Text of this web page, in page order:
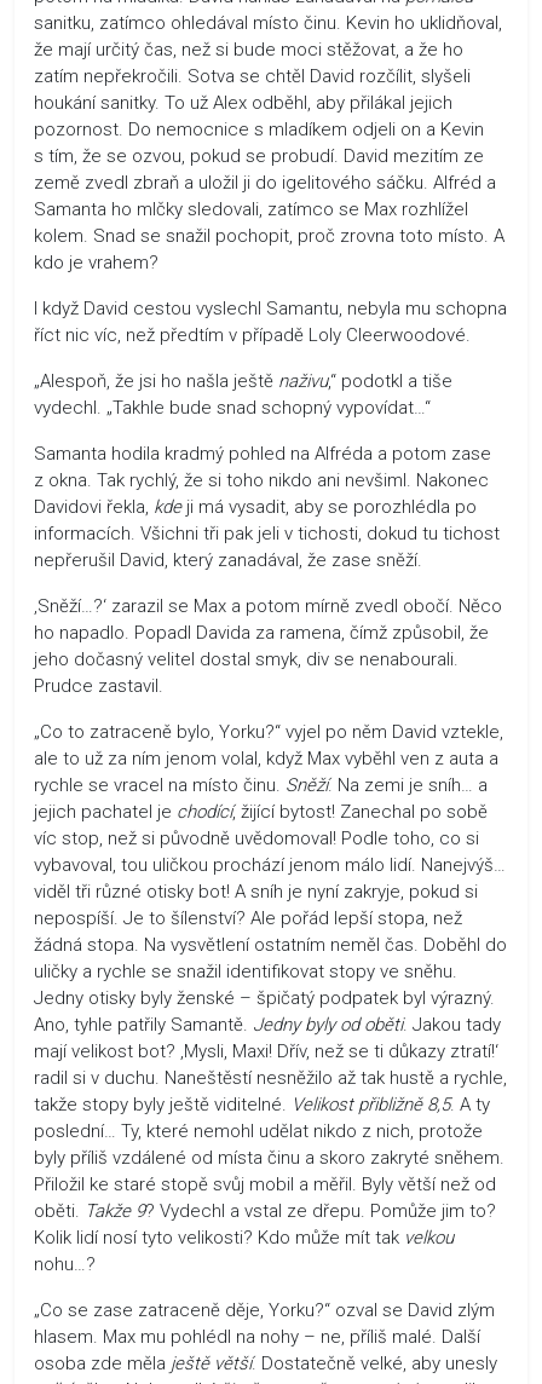
sanitku, zatímco ohledával místo činu. Kevin ho uklidňoval,
že mají určitý čas, než si bude moci stěžovat, a že ho
zatím nepřekročili. Sotva se chtěl David rozčílit, slyšeli
houkání sanitky. To už Alex odběhl, aby přilákal jejich
pozornost. Do nemocnice s mladíkem odjeli on a Kevin
s tím, že se ozvou, pokud se probudí. David mezitím ze
země zvedl zbraň a uložil ji do igelitového sáčku. Alfréd a
Samanta ho mlčky sledovali, zatímco se Max rozhlížel
kolem. Snad se snažil pochopit, proč zrovna toto místo. A
kdo je vrahem?
I když David cestou vyslechl Samantu, nebyla mu schopna
říct nic víc, než předtím v případě Loly Cleerwoodové.
„Alespoň, že jsi ho našla ještě naživu,“ podotkl a tiše
vydechl. „Takhle bude snad schopný vypovídat…“
Samanta hodila kradmý pohled na Alfréda a potom zase
z okna. Tak rychlý, že si toho nikdo ani nevšiml. Nakonec
Davidovi řekla, kde ji má vysadit, aby se porozhlédla po
informacích. Všichni tři pak jeli v tichosti, dokud tu tichost
nepřerušil David, který zanadával, že zase sněží.
‚Sněží…?‘ zarazil se Max a potom mírně zvedl obočí. Něco
ho napadlo. Popadl Davida za ramena, čímž způsobil, že
jeho dočasný velitel dostal smyk, div se nenabourali.
Prudce zastavil.
„Co to zatraceně bylo, Yorku?“ vyjel po něm David vztekle,
ale to už za ním jenom volal, když Max vyběhl ven z auta a
rychle se vracel na místo činu. Sněží. Na zemi je sníh… a
jejich pachatel je chodící, žijící bytost! Zanechal po sobě
víc stop, než si původně uvědomoval! Podle toho, co si
vybavoval, tou uličkou prochází jenom málo lidí. Nanejvýš…
viděl tři různé otisky bot! A sníh je nyní zakryje, pokud si
nepospíší. Je to šílenství? Ale pořád lepší stopa, než
žádná stopa. Na vysvětlení ostatním neměl čas. Doběhl do
uličky a rychle se snažil identifikovat stopy ve sněhu.
Jedny otisky byly ženské – špičatý podpatek byl výrazný.
Ano, tyhle patřily Samantě. Jedny byly od oběti. Jakou tady
mají velikost bot? ‚Mysli, Maxi! Dřív, než se ti důkazy ztratí!‘
radil si v duchu. Naneštěstí nesněžilo až tak hustě a rychle,
takže stopy byly ještě viditelné. Velikost přibližně 8,5. A ty
poslední… Ty, které nemohl udělat nikdo z nich, protože
byly příliš vzdálené od místa činu a skoro zakryté sněhem.
Přiložil ke staré stopě svůj mobil a měřil. Byly větší než od
oběti. Takže 9? Vydechl a vstal ze dřepu. Pomůže jim to?
Kolik lidí nosí tyto velikosti? Kdo může mít tak velkou
nohu…?
„Co se zase zatraceně děje, Yorku?“ ozval se David zlým
hlasem. Max mu pohlédl na nohy – ne, příliš malé. Další
osoba zde měla ještě větší. Dostatečně velké, aby unesly